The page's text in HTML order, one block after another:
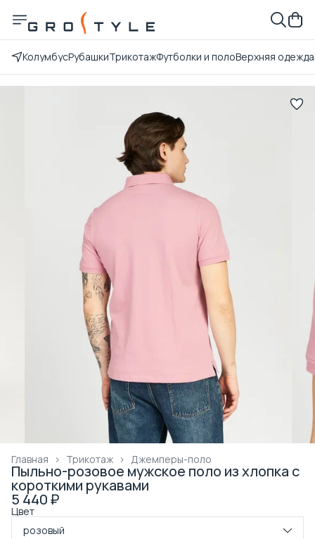
КолумбусРубашкиТрикотажФутболки и полоВерхняя одежда
Джемперы-поло
Трикотаж ›
Главная ›
Пыльно-розовое мужское поло из хлопка с
короткими рукавами
5 440 ₽
Цвет
розовый